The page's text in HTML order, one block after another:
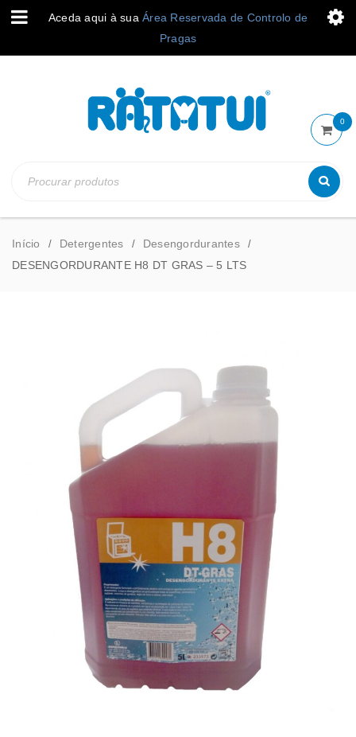
Aceda aqui à sua Área Reservada de Controlo de
Pragas
0
Início / Detergentes / Desengordurantes /
DESENGORDURANTE H8 DT GRAS – 5 LTS